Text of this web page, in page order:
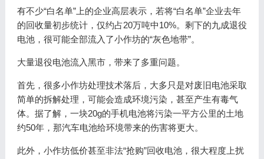
有不少“白名单”上的企业高层表示，若将“白名单”企业去年
的回收量初步统计，仅约占20万吨中10%。剩下的九成退役
电池，很可能全部流入了小作坊的“灰色地带”。
大量退役电池流入黑市，带来了多重问题。
首先，很多小作坊处理技术落后，大多只是对废旧电池采取
简单的拆解处理，可能会造成环境污染，甚至产生有毒气
体。据了解，一块20g的手机电池将污染一平方公里的土地
约50年，那汽车电池给环境带来的伤害将更大。
此外，小作坊低价甚至非法“抢购”回收电池，很大程度上扰